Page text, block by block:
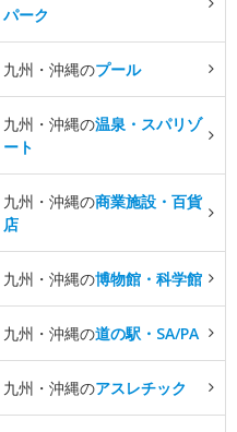
パーク
九州・沖縄のプール
九州・沖縄の温泉・スパリゾ
ート
九州・沖縄の商業施設・百貨
店
九州・沖縄の博物館・科学館
九州・沖縄の道の駅・SA/PA
九州・沖縄のアスレチック